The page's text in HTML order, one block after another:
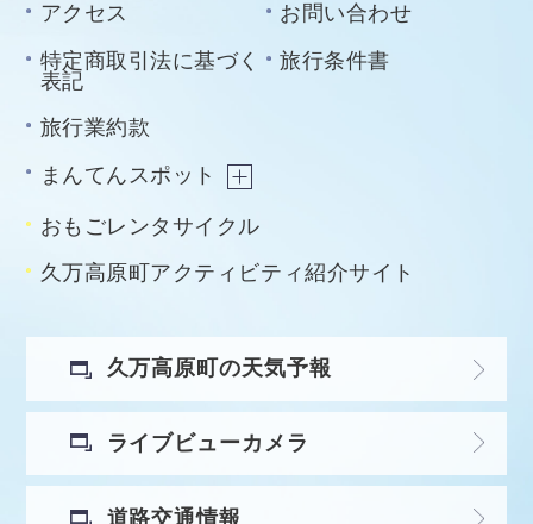
アクセス
お問い合わせ
特定商取引法に基づく
表記
旅行条件書
旅行業約款
まんてんスポット
おもごレンタサイクル
久万高原町アクティビティ紹介サイト
久万高原町の天気予報
ライブビューカメラ
道路交通情報